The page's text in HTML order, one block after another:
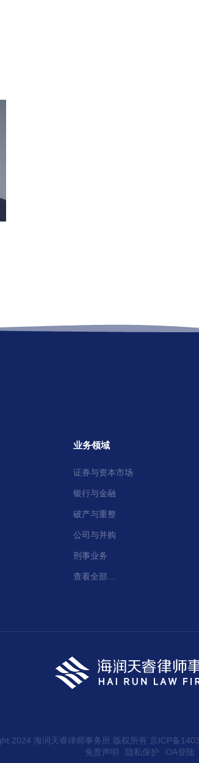
业务领域
证券与资本市场
银行与金融
破产与重整
公司与并购
刑事业务
查看全部...
2024 海润天睿律师事务所 版权所有 京ICP备
免责声明
隐私保护 OA登陆